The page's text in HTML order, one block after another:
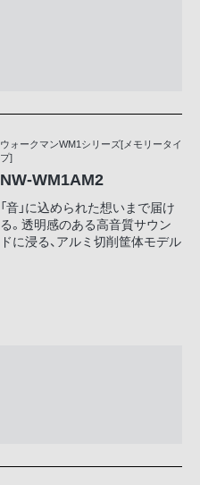
ウォークマンWM1シリーズ[メモリータイ
プ]
NW-WM1AM2
「音」に込められた想いまで届け
る。透明感のある高音質サウン
ドに浸る、アルミ切削筐体モデル